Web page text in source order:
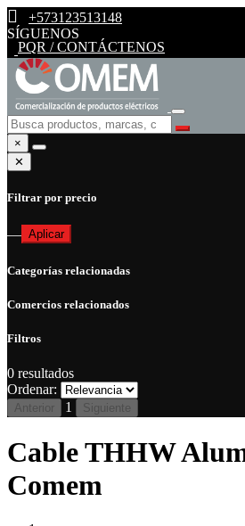
+573123513148
SÍGUENOS
PQR / CONTÁCTENOS
×
✕
Filtrar por precio
— Aplicar
Categorías relacionadas
Comercios relacionados
Filtros
0 resultados
Ordenar:
Anterior 1 Siguiente
Cable THHW
Comem